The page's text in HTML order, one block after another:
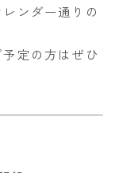
ンダー通りの
定の方はぜひ